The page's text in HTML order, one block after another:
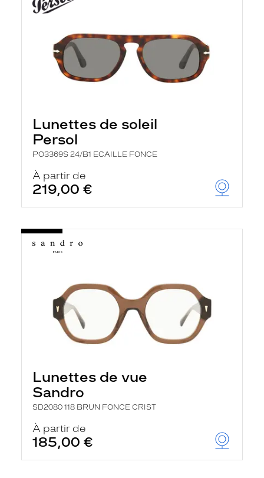
Lunettes de soleil
Persol
PO3369S 24/B1 ECAILLE FONCE
À partir de
219,00 €
Lunettes de vue
Sandro
SD2080 118 BRUN FONCE CRIST
À partir de
185,00 €